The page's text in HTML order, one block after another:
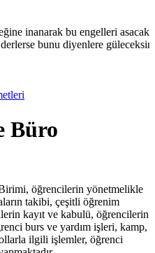
inanarak bu engelleri asacak,
bunu diyenlere güleceksin.
Büro
öğrencilerin yönetmelikle
takibi, çeşitli öğrenim
kayıt ve kabulü, öğrencilerin
burs ve yardım işleri, kamp,
ilgili işlemler, öğrenci